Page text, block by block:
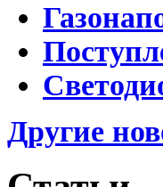
Другие